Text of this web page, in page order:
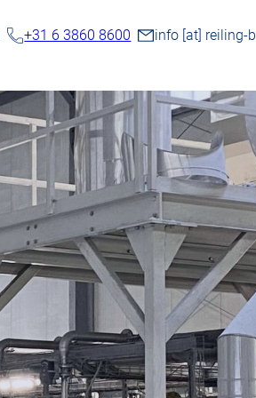
+31 6 3860 8600 info [at] reiling-